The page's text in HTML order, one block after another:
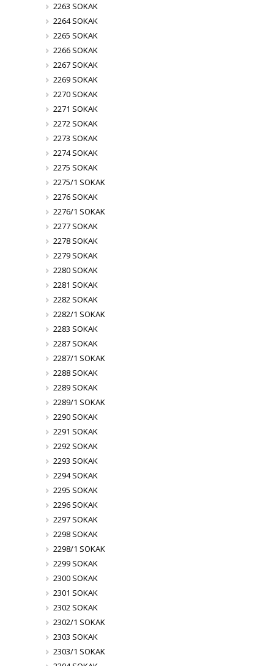
2263 SOKAK
2264 SOKAK
2265 SOKAK
2266 SOKAK
2267 SOKAK
2269 SOKAK
2270 SOKAK
2271 SOKAK
2272 SOKAK
2273 SOKAK
2274 SOKAK
2275 SOKAK
2275/1 SOKAK
2276 SOKAK
2276/1 SOKAK
2277 SOKAK
2278 SOKAK
2279 SOKAK
2280 SOKAK
2281 SOKAK
2282 SOKAK
2282/1 SOKAK
2283 SOKAK
2287 SOKAK
2287/1 SOKAK
2288 SOKAK
2289 SOKAK
2289/1 SOKAK
2290 SOKAK
2291 SOKAK
2292 SOKAK
2293 SOKAK
2294 SOKAK
2295 SOKAK
2296 SOKAK
2297 SOKAK
2298 SOKAK
2298/1 SOKAK
2299 SOKAK
2300 SOKAK
2301 SOKAK
2302 SOKAK
2302/1 SOKAK
2303 SOKAK
2303/1 SOKAK